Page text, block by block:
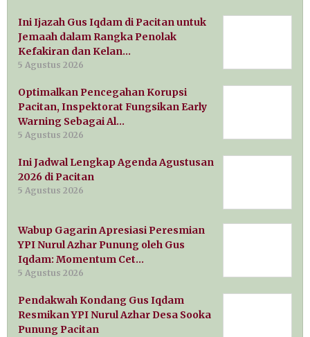
Ini Ijazah Gus Iqdam di Pacitan untuk
Jemaah dalam Rangka Penolak
Kefakiran dan Kelan…
5 Agustus 2026
Optimalkan Pencegahan Korupsi
Pacitan, Inspektorat Fungsikan Early
Warning Sebagai Al…
5 Agustus 2026
Ini Jadwal Lengkap Agenda Agustusan
2026 di Pacitan
5 Agustus 2026
Wabup Gagarin Apresiasi Peresmian
YPI Nurul Azhar Punung oleh Gus
Iqdam: Momentum Cet…
5 Agustus 2026
Pendakwah Kondang Gus Iqdam
Resmikan YPI Nurul Azhar Desa Sooka
Punung Pacitan